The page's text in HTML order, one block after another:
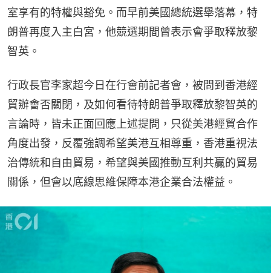
室享有的特權與豁免。而早前美國總統選舉落幕，特
朗普再度入主白宮，他競選期間曾表示會爭取釋放黎
智英。
行政長官李家超今日在行會前記者會，被問到香港經
貿辦會否關閉，及如何看待特朗普爭取釋放黎智英的
言論時，皆未正面回應上述提問，只從美港經貿合作
角度出發，反覆強調希望美港互相尊重，香港重視法
治傳統和自由貿易，希望與美國推動互利共贏的貿易
關係，但會以底線思維保障本港企業合法權益。